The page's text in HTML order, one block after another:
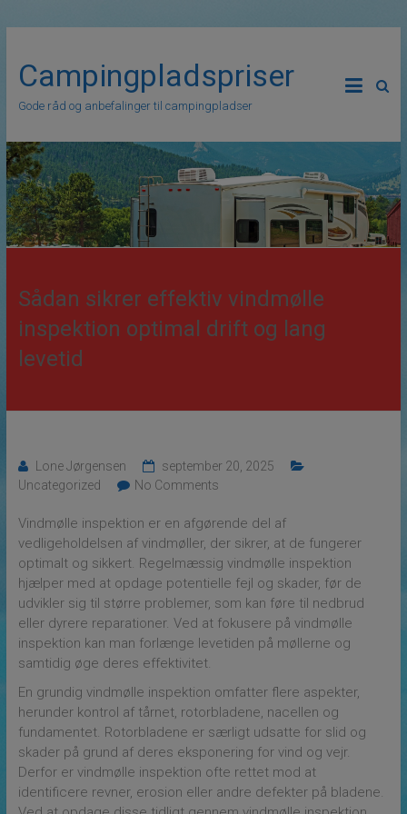
Campingpladspriser
Gode råd og anbefalinger til campingpladser
Sådan sikrer effektiv vindmølle
inspektion optimal drift og lang
levetid
Lone Jørgensen
september 20, 2025
Uncategorized
No Comments
Vindmølle inspektion er en afgørende del af
vedligeholdelsen af vindmøller, der sikrer, at de fungerer
optimalt og sikkert. Regelmæssig vindmølle inspektion
hjælper med at opdage potentielle fejl og skader, før de
udvikler sig til større problemer, som kan føre til nedbrud
eller dyrere reparationer. Ved at fokusere på vindmølle
inspektion kan man forlænge levetiden på møllerne og
samtidig øge deres effektivitet.
En grundig vindmølle inspektion omfatter flere aspekter,
herunder kontrol af tårnet, rotorbladene, nacellen og
fundamentet. Rotorbladene er særligt udsatte for slid og
skader på grund af deres eksponering for vind og vejr.
Derfor er vindmølle inspektion ofte rettet mod at
identificere revner, erosion eller andre defekter på bladene.